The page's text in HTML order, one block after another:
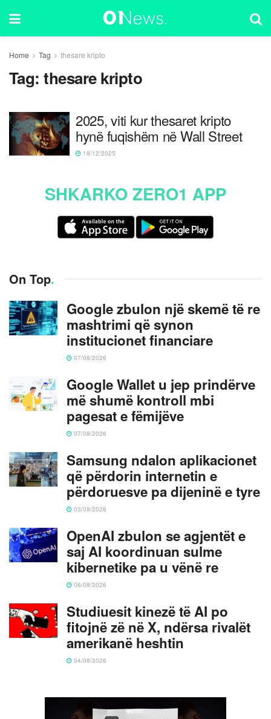
Home Tag thesare kripto
Tag:thesare kripto
2025, viti kur thesaret kripto
hynë fuqishëm në Wall Street
18/12/2025
SHKARKO ZERO1 APP
On Top.
Google zbulon një skemë të re
mashtrimi që synon
institucionet financiare
07/08/2026
Google Wallet u jep prindërve
më shumë kontroll mbi
pagesat e fëmijëve
07/08/2026
Samsung ndalon aplikacionet
që përdorin internetin e
përdoruesve pa dijeninë e tyre
03/08/2026
OpenAI zbulon se agjentët e
saj AI koordinuan sulme
kibernetike pa u vënë re
06/08/2026
Studiuesit kinezë të AI po
fitojnë zë në X, ndërsa rivalët
amerikanë heshtin
04/08/2026